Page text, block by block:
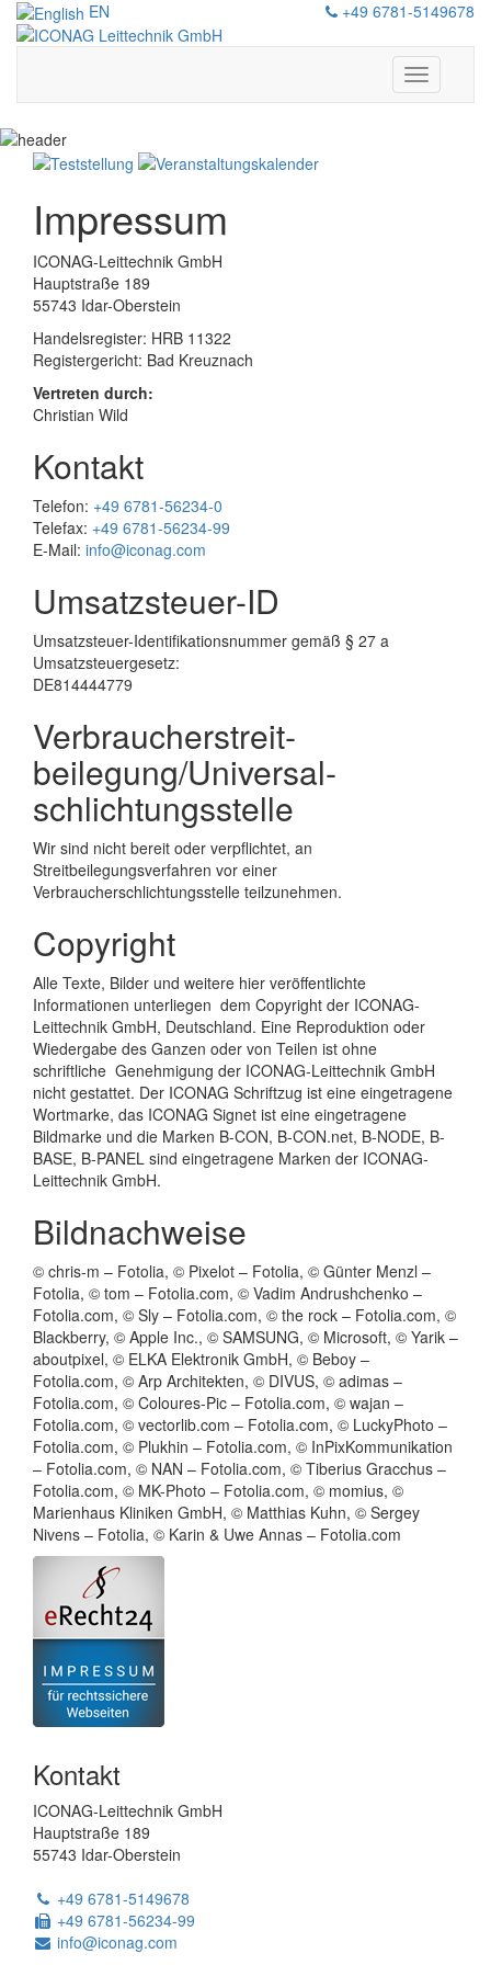
EN +49 6781-5149678
Navigation
zeigen/
Impressum
ICONAG-Leittechnik GmbH
Hauptstraße 189
55743 Idar-Oberstein
Handelsregister: HRB 11322
Registergericht: Bad Kreuznach
Vertreten durch:
Christian Wild
Kontakt
Telefon: +49 6781-56234-0
Telefax: +49 6781-56234-99
E-Mail: info@iconag.com
Umsatzsteuer-ID
Umsatzsteuer-Identifikationsnummer gemäß § 27 a
Umsatzsteuergesetz:
DE814444779
Verbraucher­streit­
beilegung/Universal­
schlichtungs­stelle
Wir sind nicht bereit oder verpflichtet, an
Streitbeilegungsverfahren vor einer
Verbraucherschlichtungsstelle teilzunehmen.
Copyright
Alle Texte, Bilder und weitere hier veröffentlichte
Informationen unterliegen dem Copyright der ICONAG-
Leittechnik GmbH, Deutschland. Eine Reproduktion oder
Wiedergabe des Ganzen oder von Teilen ist ohne
schriftliche Genehmigung der ICONAG-Leittechnik GmbH
nicht gestattet. Der ICONAG Schriftzug ist eine eingetragene
Wortmarke, das ICONAG Signet ist eine eingetragene
Bildmarke und die Marken B-CON, B-CON.net, B-NODE, B-
BASE, B-PANEL sind eingetragene Marken der ICONAG-
Leittechnik GmbH.
Bildnachweise
© chris-m – Fotolia, © Pixelot – Fotolia, © Günter Menzl –
Fotolia, © tom – Fotolia.com, © Vadim Andrushchenko –
Fotolia.com, © Sly – Fotolia.com, © the rock – Fotolia.com, ©
Blackberry, © Apple Inc., © SAMSUNG, © Microsoft, © Yarik –
aboutpixel, © ELKA Elektronik GmbH, © Beboy –
Fotolia.com, © Arp Architekten, © DIVUS, © adimas –
Fotolia.com, © Coloures-Pic – Fotolia.com, © wajan –
Fotolia.com, © vectorlib.com – Fotolia.com, © LuckyPhoto –
Fotolia.com, © Plukhin – Fotolia.com, © InPixKommunikation
– Fotolia.com, © NAN – Fotolia.com, © Tiberius Gracchus –
Fotolia.com, © MK-Photo – Fotolia.com, © momius, ©
Marienhaus Kliniken GmbH, © Matthias Kuhn, © Sergey
Nivens – Fotolia, © Karin & Uwe Annas – Fotolia.com
by
ModuleStudio
1.3.2
Kontakt
ICONAG-Leittechnik GmbH
Hauptstraße 189
55743 Idar-Oberstein
Tel: +49 6781-5149678
Fax:+49 6781-56234-99
E- info@iconag.com